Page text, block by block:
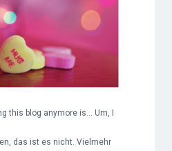
this blog anymore is… Um, I
das ist es nicht. Vielmehr